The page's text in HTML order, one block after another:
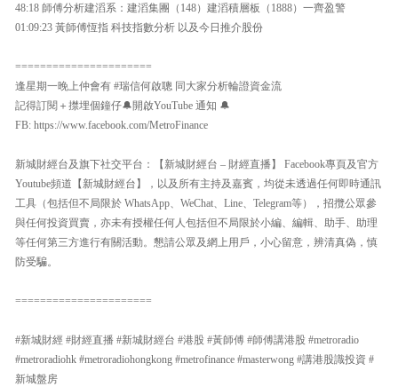
48:18 師傅分析建滔系：建滔集團（148）建滔積層板（1888）一齊盈警
01:09:23 黃師傅恆指 科技指數分析 以及今日推介股份
======================
逢星期一晚上仲會有 #瑞信何啟聰 同大家分析輪證資金流
記得訂閱＋㩒埋個鐘仔🔔開啟YouTube 通知 🔔
FB: https://www.facebook.com/MetroFinance
新城財經台及旗下社交平台：【新城財經台 – 財經直播】 Facebook專頁及官方
Youtube頻道【新城財經台】，以及所有主持及嘉賓，均從未透過任何即時通訊
工具（包括但不局限於 WhatsApp、WeChat、Line、Telegram等），招攬公眾參
與任何投資買賣，亦未有授權任何人包括但不局限於小編、編輯、助手、助理
等任何第三方進行有關活動。懇請公眾及網上用戶，小心留意，辨清真偽，慎
防受騙。
======================
#新城財經 #財經直播 #新城財經台 #港股 #黃師傅 #師傅講港股 #metroradio
#metroradiohk #metroradiohongkong #metrofinance #masterwong #講港股識投資 #
新城盤房